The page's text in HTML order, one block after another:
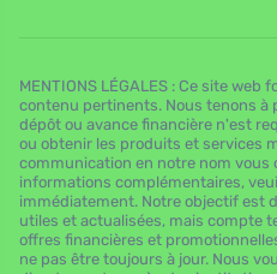
MENTIONS LÉGALES : Ce site
contenu pertinents. Nous tenons à
dépôt ou avance financière n'est
ou obtenir les produits et services
communication en notre nom vous
informations complémentaires,
immédiatement. Notre objectif est
utiles et actualisées, mais compte
offres financières et
ne pas être toujours à jour. Nous